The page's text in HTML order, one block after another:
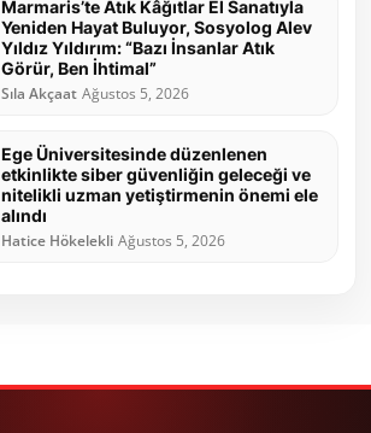
Marmaris’te Atık Kâğıtlar El Sanatıyla
Yeniden Hayat Buluyor, Sosyolog Alev
Yıldız Yıldırım: “Bazı İnsanlar Atık
Görür, Ben İhtimal”
Sıla Akçaat Ağustos 5, 2026
Ege Üniversitesinde düzenlenen
etkinlikte siber güvenliğin geleceği ve
nitelikli uzman yetiştirmenin önemi ele
alındı
Hatice Hökelekli Ağustos 5, 2026